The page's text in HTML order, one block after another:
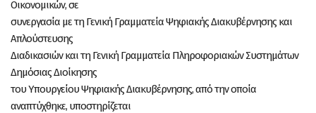
Οικονομικών, σε
συνεργασία με τη Γενική Γραμματεία Ψηφιακής Διακυβέρνησης και
Απλούστευσης
Διαδικασιών και τη Γενική Γραμματεία Πληροφοριακών Συστημάτων
Δημόσιας Διοίκησης
του Υπουργείου Ψηφιακής Διακυβέρνησης, από την οποία
αναπτύχθηκε, υποστηρίζεται